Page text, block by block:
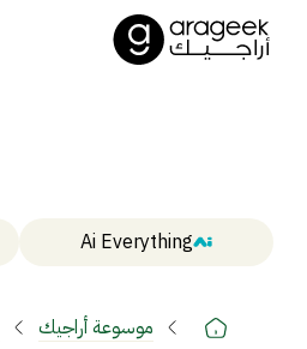
Ai Everything
موسوعة أراجيك